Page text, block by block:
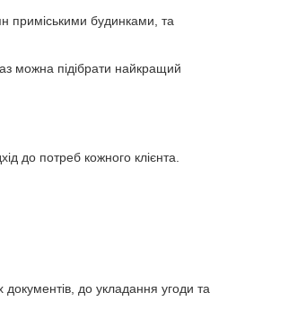
приміськими будинками, та
можна підібрати найкращий
до потреб кожного клієнта.
до укладання угоди та